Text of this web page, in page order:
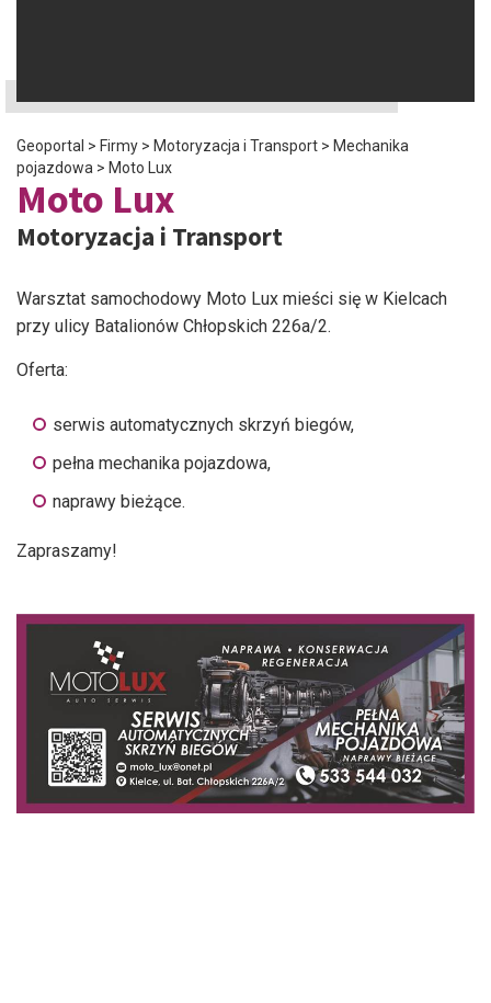
Geoportal > Firmy > Motoryzacja i Transport > Mechanika
pojazdowa > Moto Lux
Moto Lux
Motoryzacja i Transport
Warsztat samochodowy Moto Lux mieści się w Kielcach
przy ulicy Batalionów Chłopskich 226a/2.
Oferta:
serwis automatycznych skrzyń biegów,
pełna mechanika pojazdowa,
naprawy bieżące.
Zapraszamy!